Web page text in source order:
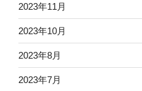
2023年11月
2023年10月
2023年8月
2023年7月